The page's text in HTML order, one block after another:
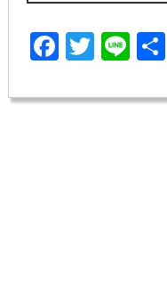
Facebook
Twitter
Line